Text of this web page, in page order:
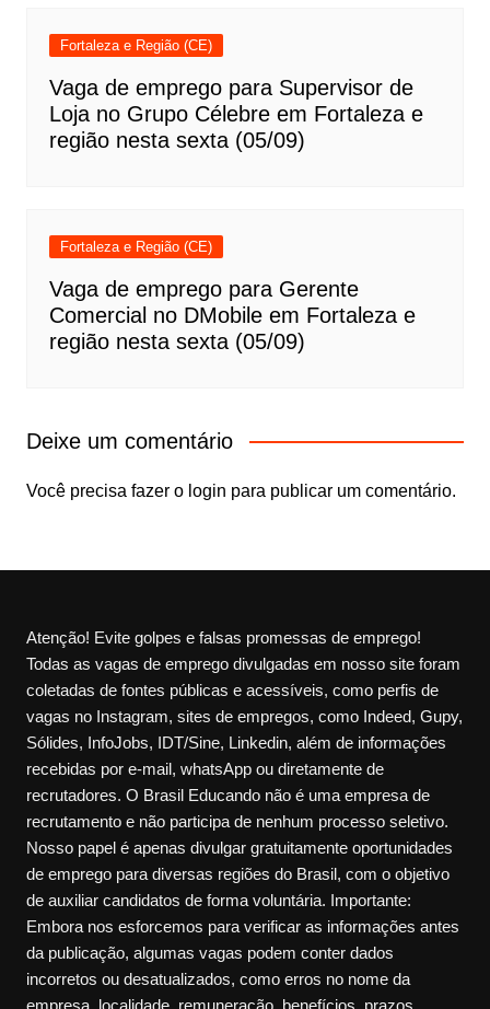
Fortaleza e Região (CE)
Vaga de emprego para Supervisor de
Loja no Grupo Célebre em Fortaleza e
região nesta sexta (05/09)
Fortaleza e Região (CE)
Vaga de emprego para Gerente
Comercial no DMobile em Fortaleza e
região nesta sexta (05/09)
Deixe um comentário
Você precisa fazer o login para publicar um comentário.
Atenção! Evite golpes e falsas promessas de emprego!
Todas as vagas de emprego divulgadas em nosso site foram
coletadas de fontes públicas e acessíveis, como perfis de
vagas no Instagram, sites de empregos, como Indeed, Gupy,
Sólides, InfoJobs, IDT/Sine, Linkedin, além de informações
recebidas por e-mail, whatsApp ou diretamente de
recrutadores. O Brasil Educando não é uma empresa de
recrutamento e não participa de nenhum processo seletivo.
Nosso papel é apenas divulgar gratuitamente oportunidades
de emprego para diversas regiões do Brasil, com o objetivo
de auxiliar candidatos de forma voluntária. Importante:
Embora nos esforcemos para verificar as informações antes
da publicação, algumas vagas podem conter dados
incorretos ou desatualizados, como erros no nome da